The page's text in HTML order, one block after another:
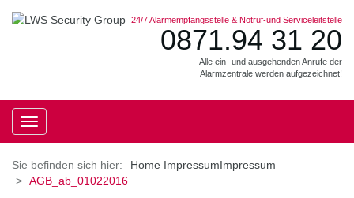
24/7 Alarmempfangsstelle & Notruf-und Serviceleitstelle
0871.94 31 20
Alle ein- und ausgehenden Anrufe der
Alarmzentrale werden aufgezeichnet!
Toggle
navigation
Home ImpressumImpressum
AGB_ab_01022016